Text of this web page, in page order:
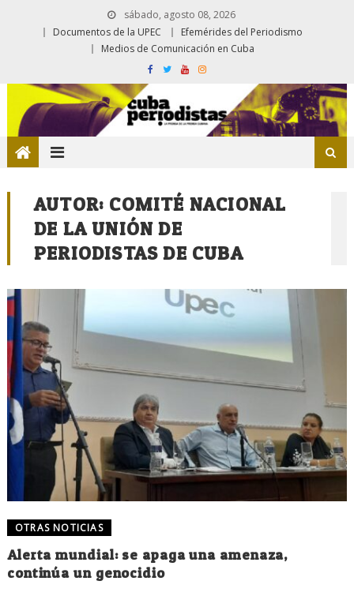
sábado, agosto 08, 2026
Documentos de la UPEC
Efemérides del Periodismo
Medios de Comunicación en Cuba
AUTOR: COMITÉ NACIONAL
DE LA UNIÓN DE
PERIODISTAS DE CUBA
OTRAS NOTICIAS
Alerta mundial: se apaga una amenaza,
continúa un genocidio